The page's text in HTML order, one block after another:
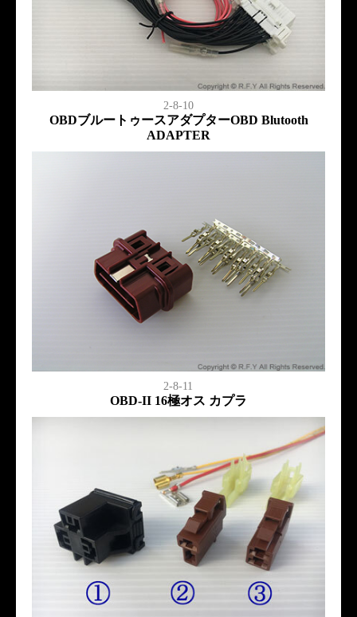
2-8-10
OBDブルートゥースアダプターOBD Blutooth
ADAPTER
2-8-11
OBD-II 16極オス カプラ